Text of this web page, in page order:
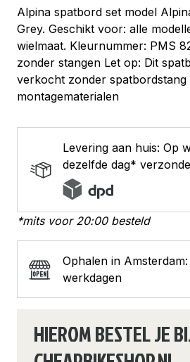
22
Clubb
purple
grey
aantal
Alpina spatbord set model
Grey. Geschikt voor: alle
wielmaat. Kleurnummer: PMS
zonder stangen Let op: Dit
verkocht zonder spatbordstang
montagematerialen
Levering aan huis: Op
dezelfde dag*
*mits voor 20:00 besteld
Ophalen in
werkdagen
HIEROM BESTEL JE